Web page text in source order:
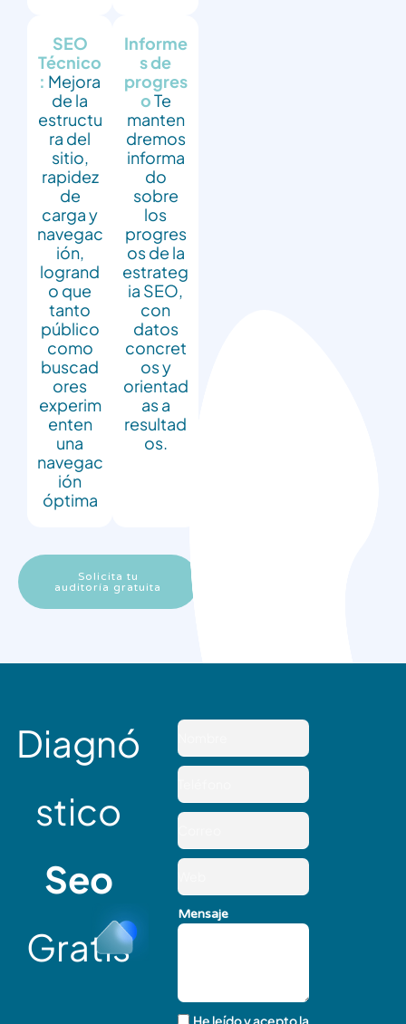
SEO
Técnico
: Mejora
de la
estructu
ra del
sitio,
rapidez
de
carga y
navegac
ión,
logrand
o que
tanto
público
como
buscad
ores
experim
enten
una
navegac
ión
óptima
Informe
s de
progres
oTe
manten
dremos
informa
do
sobre
los
progres
os de la
estrateg
ia SEO,
con
datos
concret
os y
orientad
as a
resultad
os.
Solicita tu
auditoría gratuita
Diagnó
stico
Seo
Gratis
Mensaje
He leído y acepto la